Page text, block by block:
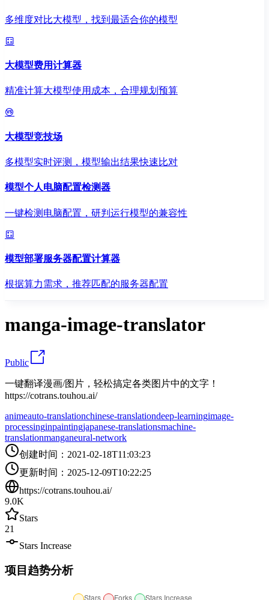
多维度对比大模型，找到最适合你的模型
大模型费用计算器
精准计算大模型使用成本，合理规划预算
大模型竞技场
多模型实时评测，模型输出结果快速比对
模型个人电脑配置检测器
一键检测电脑配置，研判运行模型的兼容性
模型部署服务器配置计算器
根据算力需求，推荐匹配的服务器配置
manga-image-translator
Public
一键翻译漫画/图片，轻松搞定各类图片中的文字！
https://cotrans.touhou.ai/
animeauto-translationchinese-translationdeep-learningimage-
processinginpaintingjapanese-translationsmachine-
translationmanganeural-network
创建时间 ： 2021-02-18T11:03:23
更新时间 ： 2025-12-09T10:22:25
https://cotrans.touhou.ai/
9.0K
Stars
21
Stars Increase
项目趋势分析